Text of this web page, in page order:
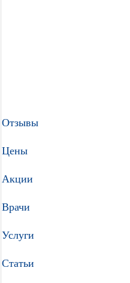
Отзывы
Цены
Акции
Врачи
Услуги
Статьи